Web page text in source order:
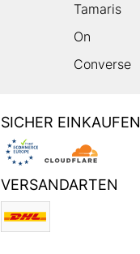
Tamaris
On
Converse
SICHER EINKAUFEN
VERSANDARTEN